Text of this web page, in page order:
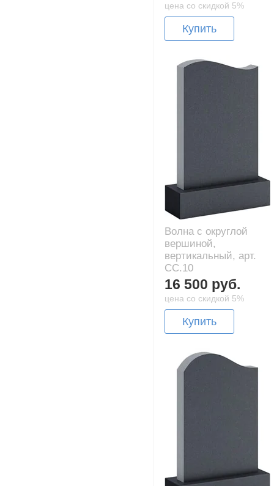
цена со скидкой 5%
Купить
Волна с округлой
вершиной,
вертикальный, арт.
CC.10
16 500 руб.
цена со скидкой 5%
Купить